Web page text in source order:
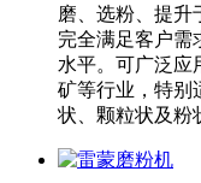
磨、选粉、提升
完全满足客户需
水平。可广泛应
矿等行业，特别
状、颗粒状及粉